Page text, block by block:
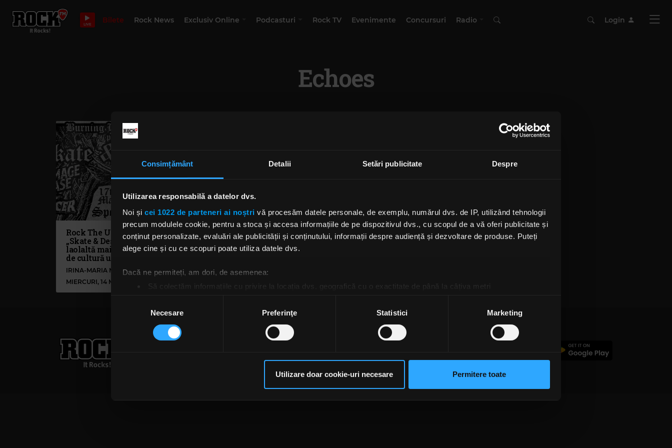
Consimțământ Detalii Setări publicitate Despre
Utilizarea responsabilă a datelor dvs.
Noi și cei 1022 de parteneri ai noștri vă procesăm datele personale, de exemplu, numărul dvs. de IP, utilizând tehnologii
precum modulele cookie, pentru a stoca și accesa informațiile de pe dispozitivul dvs., cu scopul de a vă oferi publicitate și
conținut personalizate, evaluări ale publicității și conținutului, informații despre audiență și dezvoltare de produse. Puteți
alege cine și cu ce scopuri poate utiliza datele dvs.
Dacă ne permiteți, am dori, de asemenea:
Să colectăm informațiile cu privire la locația dvs. geografică cu o exactitate de până la câțiva metri
Găsiți mai multe informații despre procesarea datelor dvs. personale și configurați-vă preferințele la
secțiunea cu detalii
Vă puteți modifica sau retrage oricând acordul din Declarația despre modulele cookie.
traficul. De asemenea, le oferim partenerilor de rețele sociale, de publicitate și de analize informații cu privire la modul în
care folosiți site-ul nostru. Aceștia le pot combina cu alte informații oferite de dvs. sau culese în urma folosirii serviciilor
consimțământului
Necesare Preferinţe Statistici Marketing
Utilizare doar cookie-uri necesare Permitere toate
LIVE Bilete Rock News Exclusiv Online Podcasturi Rock TV Evenimente Concursuri Radio Login
Echoes
Rock The Underground:
„Skate & Destroy” aduce
laolaltă mai multe elemente
de cultură urbană
IRINA-MARIA MARINESCU
MIERCURI, 14 MAI 2025
Rock The Underground: O
seară în universul Desolate
Moors
Rock FM – It Rocks!